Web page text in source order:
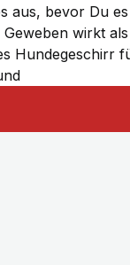
aus, bevor Du
wirkt
Hundegeschirr